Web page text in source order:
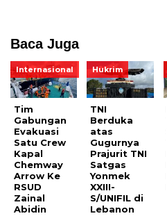
Baca Juga
Internasional
Tim
Gabungan
Evakuasi
Satu Crew
Kapal
Chemway
Arrow Ke
RSUD
Zainal
Abidin
Hukrim
TNI
Berduka
atas
Gugurnya
Prajurit TNI
Satgas
Yonmek
XXIII-
S/UNIFIL di
Lebanon